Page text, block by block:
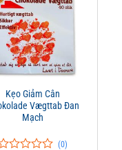
Kẹo Giảm Cân
Vægttab Đan
Mạch
(0)